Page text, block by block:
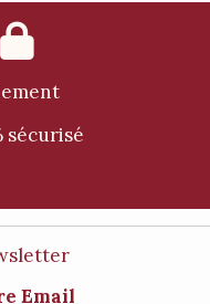

sécurisé
Email